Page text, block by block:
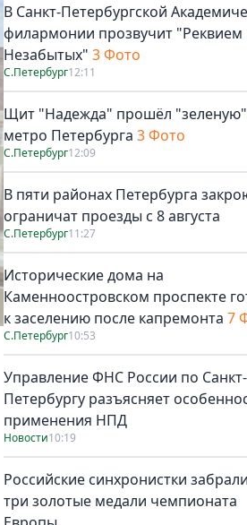
В Санкт-Петербургской
филармонии прозвучит "Реквием
Незабытых" 3 Фото
С.Петербург12:11
Щит "Надежда" прошёл "зеленую"
метро Петербурга 3 Фото
С.Петербург12:09
В пяти районах Петербурга
ограничат проезды с 8 августа
С.Петербург11:27
Исторические дома на
Каменноостровском проспекте
к заселению после капремонта 7
С.Петербург10:53
Управление ФНС России по Санкт-
Петербургу разъясняет
применения НПД
Новости10:19
Российские синхронистки
три золотые медали чемпионата